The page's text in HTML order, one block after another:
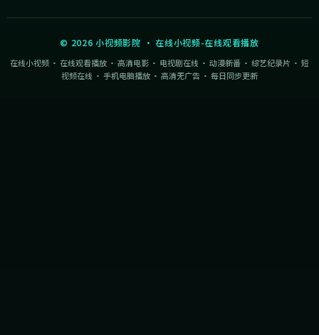
© 2026 小视频影院 ·在线小视频-在线观看播放
在线小视频 · 在线观看播放 · 高清电影 · 电视剧在线 · 动漫新番 · 综艺纪录片 · 短
视频在线 · 手机电脑播放 · 高清无广告 · 每日同步更新